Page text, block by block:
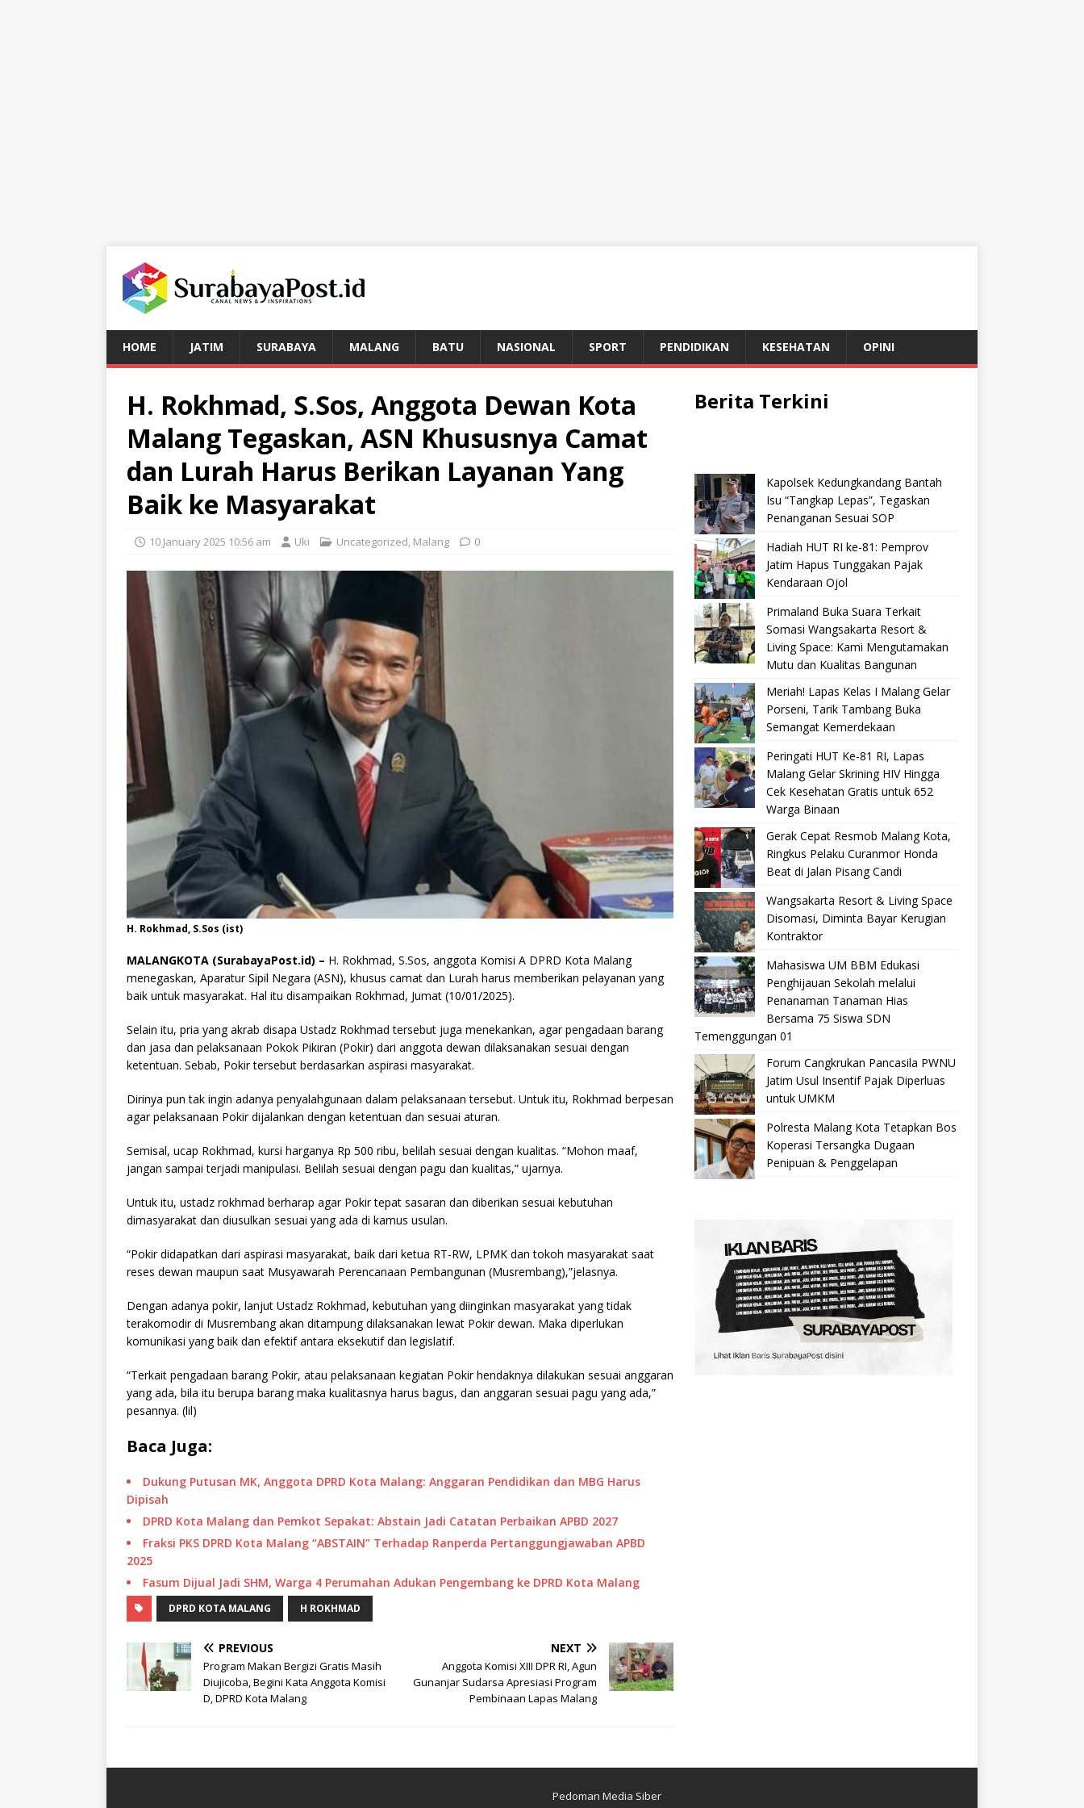
HOME JATIM SURABAYA MALANG BATU NASIONAL SPORT PENDIDIKAN KESEHATAN OPINI
H. Rokhmad, S.Sos, Anggota Dewan Kota
Malang Tegaskan, ASN Khususnya Camat
dan Lurah Harus Berikan Layanan Yang
Baik ke Masyarakat
10 January 2025 10:56 am Uki Uncategorized, Malang 0
H. Rokhmad, S.Sos (ist)
MALANGKOTA (SurabayaPost.id) – H. Rokhmad, S.Sos, anggota Komisi A DPRD Kota Malang
menegaskan, Aparatur Sipil Negara (ASN), khusus camat dan Lurah harus memberikan pelayanan yang
baik untuk masyarakat. Hal itu disampaikan Rokhmad, Jumat (10/01/2025).
Selain itu, pria yang akrab disapa Ustadz Rokhmad tersebut juga menekankan, agar pengadaan barang
dan jasa dan pelaksanaan Pokok Pikiran (Pokir) dari anggota dewan dilaksanakan sesuai dengan
ketentuan. Sebab, Pokir tersebut berdasarkan aspirasi masyarakat.
Dirinya pun tak ingin adanya penyalahgunaan dalam pelaksanaan tersebut. Untuk itu, Rokhmad berpesan
agar pelaksanaan Pokir dijalankan dengan ketentuan dan sesuai aturan.
Semisal, ucap Rokhmad, kursi harganya Rp 500 ribu, belilah sesuai dengan kualitas. “Mohon maaf,
jangan sampai terjadi manipulasi. Belilah sesuai dengan pagu dan kualitas,” ujarnya.
Untuk itu, ustadz rokhmad berharap agar Pokir tepat sasaran dan diberikan sesuai kebutuhan
dimasyarakat dan diusulkan sesuai yang ada di kamus usulan.
“Pokir didapatkan dari aspirasi masyarakat, baik dari ketua RT-RW, LPMK dan tokoh masyarakat saat
reses dewan maupun saat Musyawarah Perencanaan Pembangunan (Musrembang),”jelasnya.
Dengan adanya pokir, lanjut Ustadz Rokhmad, kebutuhan yang diinginkan masyarakat yang tidak
terakomodir di Musrembang akan ditampung dilaksanakan lewat Pokir dewan. Maka diperlukan
komunikasi yang baik dan efektif antara eksekutif dan legislatif.
“Terkait pengadaan barang Pokir, atau pelaksanaan kegiatan Pokir hendaknya dilakukan sesuai anggaran
yang ada, bila itu berupa barang maka kualitasnya harus bagus, dan anggaran sesuai pagu yang ada,”
pesannya. (lil)
Baca Juga:
Dukung Putusan MK, Anggota DPRD Kota Malang: Anggaran Pendidikan dan MBG Harus
Dipisah
DPRD Kota Malang dan Pemkot Sepakat: Abstain Jadi Catatan Perbaikan APBD 2027
Fraksi PKS DPRD Kota Malang “ABSTAIN” Terhadap Ranperda Pertanggungjawaban APBD
2025
Fasum Dijual Jadi SHM, Warga 4 Perumahan Adukan Pengembang ke DPRD Kota Malang
DPRD KOTA MALANG H ROKHMAD
PREVIOUS
Program Makan Bergizi Gratis Masih
Diujicoba, Begini Kata Anggota Komisi
D, DPRD Kota Malang
NEXT
Anggota Komisi XIII DPR RI, Agun
Gunanjar Sudarsa Apresiasi Program
Pembinaan Lapas Malang
Berita Terkini
Kapolsek Kedungkandang Bantah
Isu “Tangkap Lepas”, Tegaskan
Penanganan Sesuai SOP
Hadiah HUT RI ke-81: Pemprov
Jatim Hapus Tunggakan Pajak
Kendaraan Ojol
Primaland Buka Suara Terkait
Somasi Wangsakarta Resort &
Living Space: Kami Mengutamakan
Mutu dan Kualitas Bangunan
Meriah! Lapas Kelas I Malang Gelar
Porseni, Tarik Tambang Buka
Semangat Kemerdekaan
Peringati HUT Ke-81 RI, Lapas
Malang Gelar Skrining HIV Hingga
Cek Kesehatan Gratis untuk 652
Warga Binaan
Gerak Cepat Resmob Malang Kota,
Ringkus Pelaku Curanmor Honda
Beat di Jalan Pisang Candi
Wangsakarta Resort & Living Space
Disomasi, Diminta Bayar Kerugian
Kontraktor
Mahasiswa UM BBM Edukasi
Penghijauan Sekolah melalui
Penanaman Tanaman Hias
Bersama 75 Siswa SDN
Temenggungan 01
Forum Cangkrukan Pancasila PWNU
Jatim Usul Insentif Pajak Diperluas
untuk UMKM
Polresta Malang Kota Tetapkan Bos
Koperasi Tersangka Dugaan
Penipuan & Penggelapan
Pedoman Media Siber